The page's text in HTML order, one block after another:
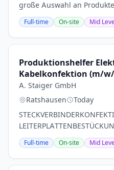
große Auswahl an
Wohnen, Sanieren,
Mittelpunkt unserer Arbeit
Full-time On-site Mid
Produktionshelfer
Kabelkonfektion (m/
A. Staiger GmbH
Ratshausen
Today
mittelständisches
Kabelkonfektion und
Jahrzehnten sind wir ein
Full-time On-site Mid